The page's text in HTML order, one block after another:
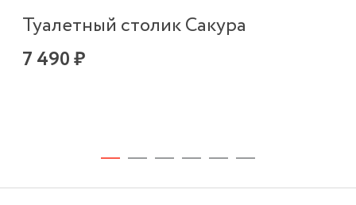
Туалетный столик Сакура
7 490 ₽